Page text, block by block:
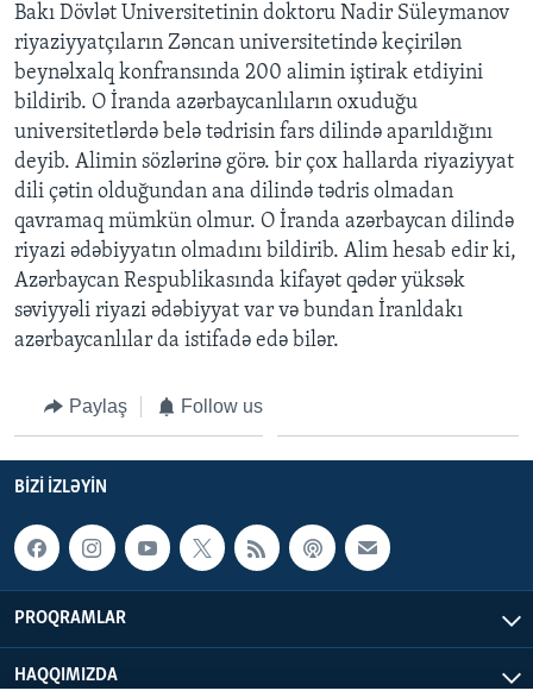
Search
VIDEOLAR
MEDIA AZADLIĞI
BAŞ MƏQALƏ
LEARNING ENGLISH
BIZI IZLƏYIN
Dillər
Bakı Dövlət Universitetinin doktoru Nadir Süleymanov
riyaziyyatçıların Zəncan universitetində keçirilən
beynəlxalq konfransında 200 alimin iştirak etdiyini
bildirib. O İranda azərbaycanlıların oxuduğu
universitetlərdə belə tədrisin fars dilində aparıldığını
deyib. Alimin sözlərinə görə. bir çox hallarda riyaziyyat
dili çətin olduğundan ana dilində tədris olmadan
qavramaq mümkün olmur. O İranda azərbaycan dilində
riyazi ədəbiyyatın olmadını bildirib. Alim hesab edir ki,
Azərbaycan Respublikasında kifayət qədər yüksək
səviyyəli riyazi ədəbiyyat var və bundan İranldakı
azərbaycanlılar da istifadə edə bilər.
Paylaş Follow us
BIZI IZLƏYIN
PROQRAMLAR
HAQQIMIZDA